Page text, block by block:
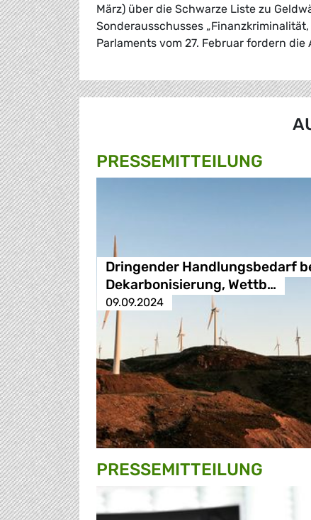
März) über die Schwarze Liste zu
Sonderausschusses
Parlaments vom 27. Februar fordern
PRESSE­MITTEILUNG
Dringender Handlungsbedarf
Dekarbonisierung, Wettb…
09.09.2024
PRESSE­MITTEILUNG